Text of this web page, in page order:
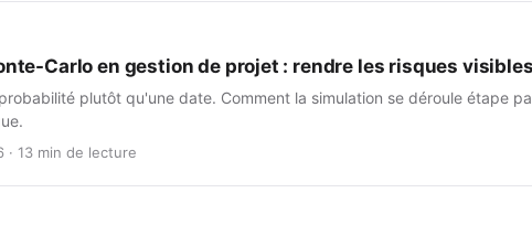
Carlo en gestion de projet : rendre les risques visibles
plutôt qu'une date. Comment la simulation se déroule étape
· 13 min de lecture